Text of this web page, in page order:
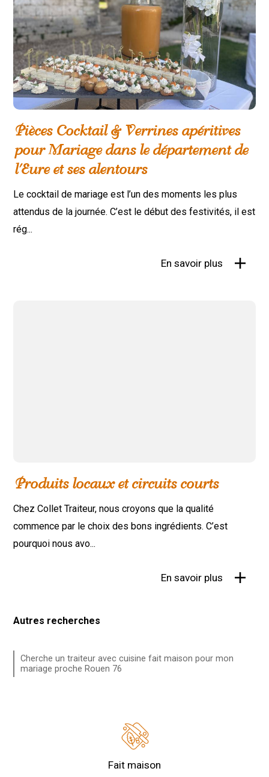
Pièces Cocktail & Verrines apéritives
pour Mariage dans le département de
l'Eure et ses alentours
Le cocktail de mariage est l’un des moments les plus
attendus de la journée. C’est le début des festivités, il est
rég...
En savoir plus
Produits locaux et circuits courts
Chez Collet Traiteur, nous croyons que la qualité
commence par le choix des bons ingrédients. C’est
pourquoi nous avo...
En savoir plus
Autres recherches
Cherche un traiteur avec cuisine fait maison pour mon
mariage proche Rouen 76
Fait maison